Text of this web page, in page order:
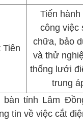
Tiến hành
công việc
chữa, bảo
và thử
thống lưới
trung
tỉnh Lâm
tin về việc cắt